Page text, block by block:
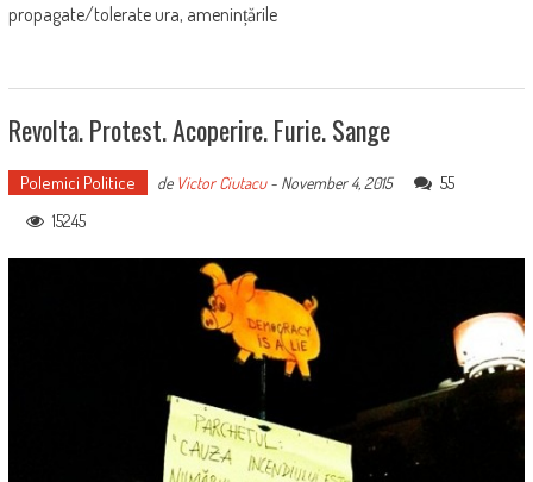
propagate/tolerate ura, amenințările
Revolta. Protest. Acoperire. Furie. Sange
Polemici Politice de Victor Ciutacu- November 4, 2015
55
15245